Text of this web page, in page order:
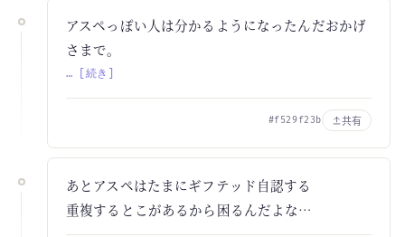
アスペっぽい人は分かるようになったんだおかげ
さまで。
… [続き]
#f529f23b 共有
あとアスペはたまにギフテッド自認する
重複するとこがあるから困るんだよな…